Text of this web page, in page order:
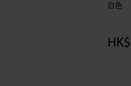
白色
HK$